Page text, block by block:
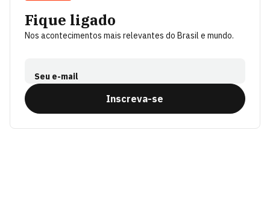
Fique ligado
Nos acontecimentos mais relevantes do Brasil e mundo.
Seu e-mail
Inscreva-se